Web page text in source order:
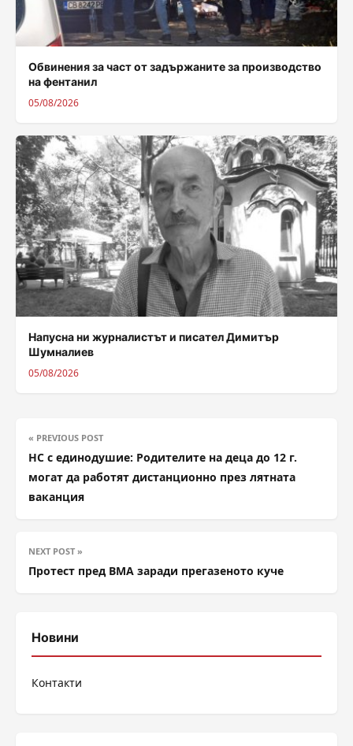
Обвинения за част от задържаните за производство
на фентанил
05/08/2026
Напусна ни журналистът и писател Димитър
Шумналиев
05/08/2026
« PREVIOUS POST
НС с единодушие: Родителите на деца до 12 г.
могат да работят дистанционно през лятната
ваканция
NEXT POST »
Протест пред ВМА заради прегазеното куче
Новини
Контакти